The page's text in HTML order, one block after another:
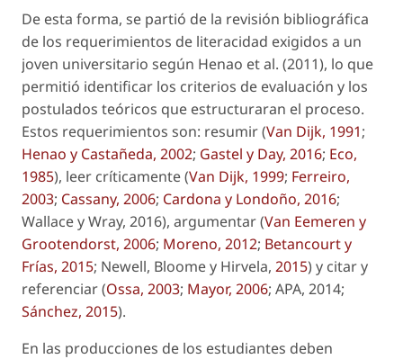
De esta forma, se partió de la revisión bibliográfica
de los requerimientos de literacidad exigidos a un
joven universitario según Henao et al. (2011), lo que
permitió identificar los criterios de evaluación y los
postulados teóricos que estructuraran el proceso.
Estos requerimientos son: resumir (Van Dijk, 1991;
Henao y Castañeda, 2002; Gastel y Day, 2016; Eco,
1985), leer críticamente (Van Dijk, 1999; Ferreiro,
2003; Cassany, 2006; Cardona y Londoño, 2016;
Wallace y Wray, 2016), argumentar (Van Eemeren y
Grootendorst, 2006; Moreno, 2012; Betancourt y
Frías, 2015; Newell, Bloome y Hirvela, 2015) y citar y
referenciar (Ossa, 2003; Mayor, 2006; APA, 2014;
Sánchez, 2015).
En las producciones de los estudiantes deben